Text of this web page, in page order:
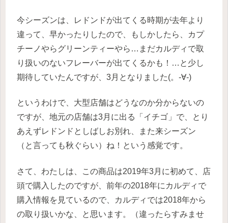
今シーズンは、レドンドが出てくる時期が去年より
違って、早かったりしたので、もしかしたら、カプ
チーノやらグリーンティーやら…まだカルディで取
り扱いのないフレーバーが出てくるかも！…と少し
期待していたんですが、3月となりました(。-∀-)
というわけで、大型店舗はどうなのか分からないの
ですが、地元の店舗は3月に出る「イチゴ」で、とり
あえずレドンドとしばしお別れ、また来シーズン
（と言っても秋ぐらい）ね！という感覚です。
さて、わたしは、この商品は2019年3月に初めて、店
頭で購入したのですが、前年の2018年にカルディで
購入情報を見ているので、カルディでは2018年から
の取り扱いかな、と思います。（違ったらすみませ